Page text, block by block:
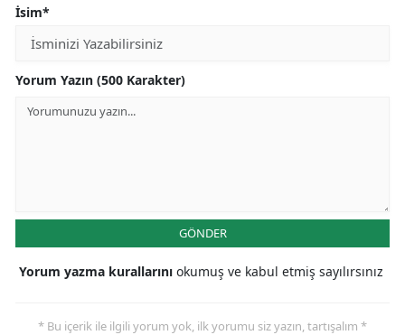
İsim*
Yorum Yazın (500 Karakter)
GÖNDER
Yorum yazma kurallarını okumuş ve kabul etmiş sayılırsınız
* Bu içerik ile ilgili yorum yok, ilk yorumu siz yazın, tartışalım *